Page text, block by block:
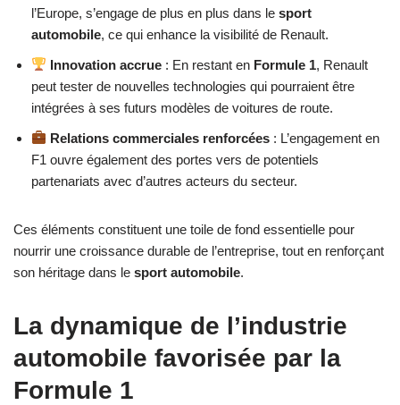
l’Europe, s’engage de plus en plus dans le sport
automobile, ce qui enhance la visibilité de Renault.
Innovation accrue : En restant en Formule 1, Renault
peut tester de nouvelles technologies qui pourraient être
intégrées à ses futurs modèles de voitures de route.
Relations commerciales renforcées : L’engagement en
F1 ouvre également des portes vers de potentiels
partenariats avec d’autres acteurs du secteur.
Ces éléments constituent une toile de fond essentielle pour
nourrir une croissance durable de l’entreprise, tout en renforçant
son héritage dans le sport automobile.
La dynamique de l’industrie
automobile favorisée par la
Formule 1